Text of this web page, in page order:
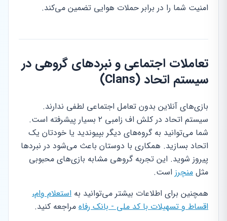
امنیت شما را در برابر حملات هوایی تضمین می‌کند.
تعاملات اجتماعی و نبردهای گروهی در
سیستم اتحاد (Clans)
بازی‌های آنلاین بدون تعامل اجتماعی لطفی ندارند.
سیستم اتحاد در کلش اف زامبی ۲ بسیار پیشرفته است.
شما می‌توانید به گروه‌های دیگر بپیوندید یا خودتان یک
اتحاد بسازید. همکاری با دوستان باعث می‌شود در نبردها
پیروز شوید. این تجربه گروهی مشابه بازی‌های محبوبی
مثل منچرز است.
همچنین برای اطلاعات بیشتر می‌توانید به استعلام وام،
اقساط و تسهیلات با کد ملی - بانک رفاه مراجعه کنید.